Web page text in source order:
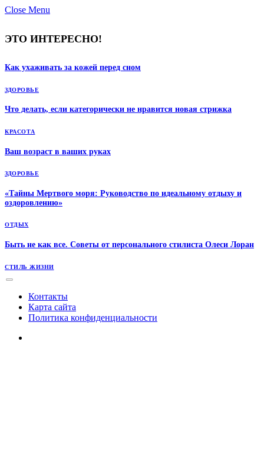
Close Menu
ЭТО ИНТЕРЕСНО!
Как ухаживать за кожей перед сном
ЗДОРОВЬЕ
Что делать, если категорически не нравится новая стрижка
КРАСОТА
Ваш возраст в ваших руках
ЗДОРОВЬЕ
«Тайны Мертвого моря: Руководство по идеальному отдыху и
оздоровлению»
ОТДЫХ
Быть не как все. Советы от персонального стилиста Олеси Лоран
СТИЛЬ ЖИЗНИ
Контакты
Карта сайта
Политика конфиденциальности